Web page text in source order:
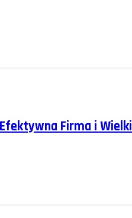
Firma i Wielki